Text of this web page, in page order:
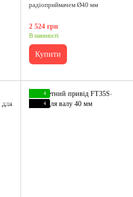
радіоприймачем Ø40 мм
2 524 грн
В наявності
Купити
4
4